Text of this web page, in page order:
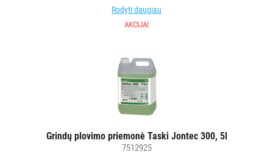
Rodyti daugiau
AKCIJA!
Grindų plovimo priemonė Taski Jontec 300, 5l
7512925